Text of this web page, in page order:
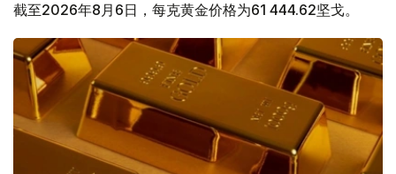
截至2026年8月6日，每克黄金价格为61 444.62坚戈。